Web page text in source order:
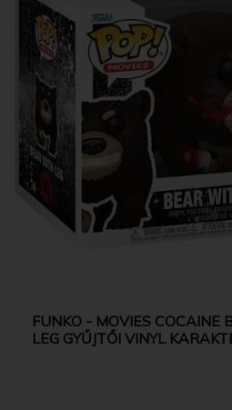
FUNKO - MOVIES COCAINE
LEG GYŰJTŐI VINYL